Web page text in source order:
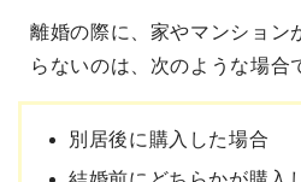
離婚の際に、家やマンション
らないのは、次のような場合
別居後に購入した場合